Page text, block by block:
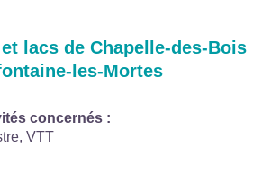
lacs de Chapelle-des-Bois
les-Mortes
concernés :
VTT